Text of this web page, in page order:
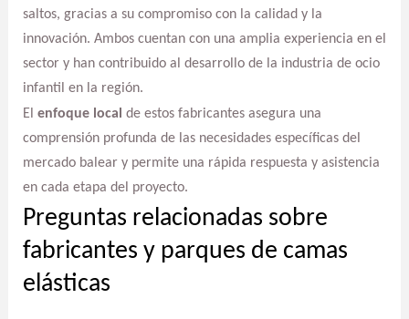
saltos, gracias a su compromiso con la calidad y la
innovación. Ambos cuentan con una amplia experiencia en el
sector y han contribuido al desarrollo de la industria de ocio
infantil en la región.
El enfoque local de estos fabricantes asegura una
comprensión profunda de las necesidades específicas del
mercado balear y permite una rápida respuesta y asistencia
en cada etapa del proyecto.
Preguntas relacionadas sobre
fabricantes y parques de camas
elásticas